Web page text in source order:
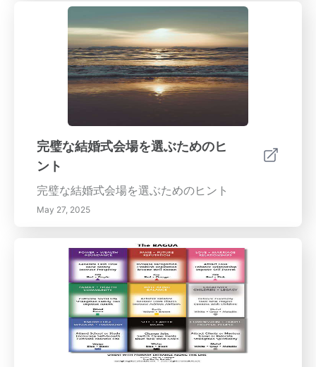
完璧な結婚式会場を選ぶためのヒ
ント
完璧な結婚式会場を選ぶためのヒント
May 27, 2025